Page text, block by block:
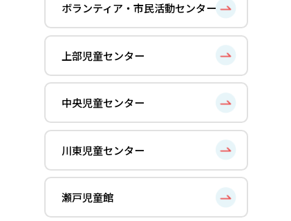
ボランティア・市民活動センター
上部児童センター
中央児童センター
川東児童センター
瀬戸児童館